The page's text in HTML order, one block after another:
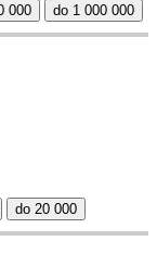
000 do 1 000 000
do 20 000